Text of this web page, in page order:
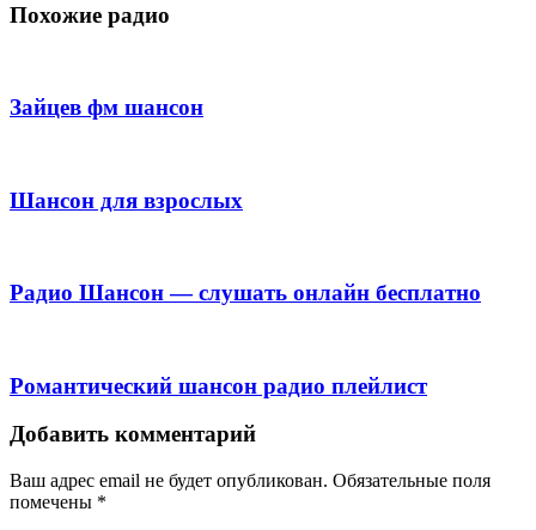
Похожие радио
Зайцев фм шансон
Шансон для взрослых
Радио Шансон — слушать онлайн бесплатно
Романтический шансон радио плейлист
Добавить комментарий
Ваш адрес email не будет опубликован. Обязательные поля
помечены *